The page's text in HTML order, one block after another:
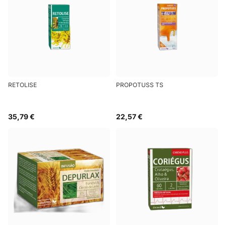
RETOLISE
35,79 €
PROPOTUSS TS
22,57 €